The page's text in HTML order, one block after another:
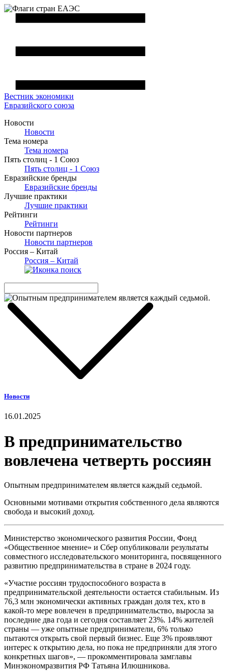
Вестник экономики
Евразийского союза
Новости
Новости
Тема номера
Тема номера
Пять столиц - 1 Союз
Пять столиц - 1 Союз
Евразийские бренды
Евразийские бренды
Лучшие практики
Лучшие практики
Рейтинги
Рейтинги
Новости партнеров
Новости партнеров
Россия – Китай
Россия – Китай
Новости
16.01.2025
В предпринимательство
вовлечена четверть россиян
Опытным предпринимателем является каждый седьмой.
Основными мотивами открытия собственного дела являются
свобода и высокий доход.
Министерство экономического развития России, Фонд
«Общественное мнение» и Сбер опубликовали результаты
совместного исследовательского мониторинга, посвященного
развитию предпринимательства в стране в 2024 году.
«Участие россиян трудоспособного возраста в
предпринимательской деятельности остается стабильным. Из
76,3 млн экономически активных граждан доля тех, кто в
какой-то мере вовлечен в предпринимательство, выросла за
последние два года и сегодня составляет 23%. 14% жителей
страны — уже опытные предприниматели, 6% только
пытаются открыть свой первый бизнес. Еще 3% проявляют
интерес к открытию дела, но пока не предприняли для этого
конкретных шагов», — прокомментировала замглавы
Минэкономразвития РФ Татьяна Илюшникова.